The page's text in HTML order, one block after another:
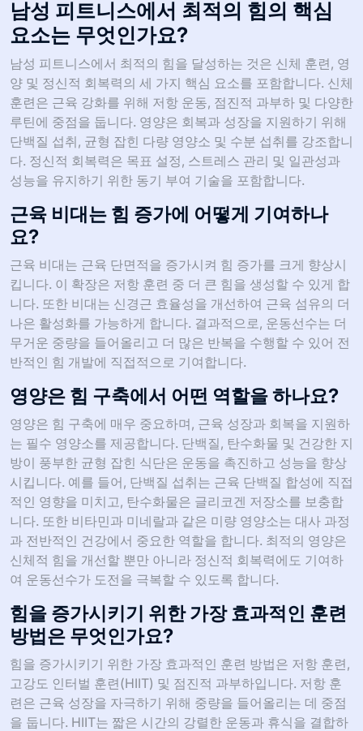
남성 피트니스에서 최적의 힘의 핵심
요소는 무엇인가요?
남성 피트니스에서 최적의 힘을 달성하는 것은 신체 훈련, 영
양 및 정신적 회복력의 세 가지 핵심 요소를 포함합니다. 신체
훈련은 근육 강화를 위해 저항 운동, 점진적 과부하 및 다양한
루틴에 중점을 둡니다. 영양은 회복과 성장을 지원하기 위해
단백질 섭취, 균형 잡힌 다량 영양소 및 수분 섭취를 강조합니
다. 정신적 회복력은 목표 설정, 스트레스 관리 및 일관성과
성능을 유지하기 위한 동기 부여 기술을 포함합니다.
근육 비대는 힘 증가에 어떻게 기여하나
요?
근육 비대는 근육 단면적을 증가시켜 힘 증가를 크게 향상시
킵니다. 이 확장은 저항 훈련 중 더 큰 힘을 생성할 수 있게 합
니다. 또한 비대는 신경근 효율성을 개선하여 근육 섬유의 더
나은 활성화를 가능하게 합니다. 결과적으로, 운동선수는 더
무거운 중량을 들어올리고 더 많은 반복을 수행할 수 있어 전
반적인 힘 개발에 직접적으로 기여합니다.
영양은 힘 구축에서 어떤 역할을 하나요?
영양은 힘 구축에 매우 중요하며, 근육 성장과 회복을 지원하
는 필수 영양소를 제공합니다. 단백질, 탄수화물 및 건강한 지
방이 풍부한 균형 잡힌 식단은 운동을 촉진하고 성능을 향상
시킵니다. 예를 들어, 단백질 섭취는 근육 단백질 합성에 직접
적인 영향을 미치고, 탄수화물은 글리코겐 저장소를 보충합
니다. 또한 비타민과 미네랄과 같은 미량 영양소는 대사 과정
과 전반적인 건강에서 중요한 역할을 합니다. 최적의 영양은
신체적 힘을 개선할 뿐만 아니라 정신적 회복력에도 기여하
여 운동선수가 도전을 극복할 수 있도록 합니다.
힘을 증가시키기 위한 가장 효과적인 훈련
방법은 무엇인가요?
힘을 증가시키기 위한 가장 효과적인 훈련 방법은 저항 훈련,
고강도 인터벌 훈련(HIIT) 및 점진적 과부하입니다. 저항 훈
련은 근육 성장을 자극하기 위해 중량을 들어올리는 데 중점
을 둡니다. HIIT는 짧은 시간의 강렬한 운동과 휴식을 결합하